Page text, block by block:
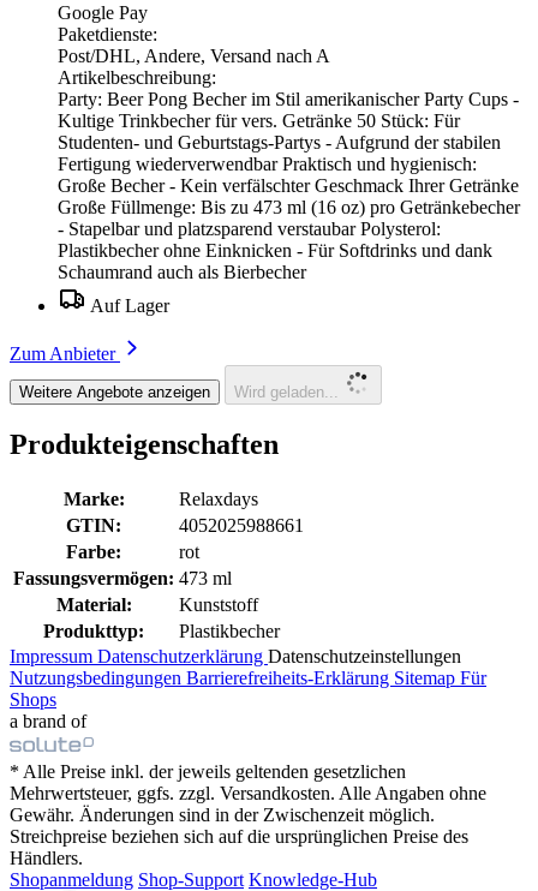
Google Pay
Paketdienste:
Post/DHL, Andere, Versand nach A
Artikelbeschreibung:
Party: Beer Pong Becher im Stil amerikanischer Party Cups -
Kultige Trinkbecher für vers. Getränke 50 Stück: Für
Studenten- und Geburtstags-Partys - Aufgrund der stabilen
Fertigung wiederverwendbar Praktisch und hygienisch:
Große Becher - Kein verfälschter Geschmack Ihrer Getränke
Große Füllmenge: Bis zu 473 ml (16 oz) pro Getränkebecher
- Stapelbar und platzsparend verstaubar Polysterol:
Plastikbecher ohne Einknicken - Für Softdrinks und dank
Schaumrand auch als Bierbecher
Auf Lager
Zum Anbieter
Weitere Angebote anzeigen Wird geladen...
Produkteigenschaften
Marke:
Relaxdays
GTIN:
4052025988661
Farbe:
rot
Fassungsvermögen: 473 ml
Material:
Kunststoff
Produkttyp:
Plastikbecher
Impressum Datenschutzerklärung Datenschutzeinstellungen
Nutzungsbedingungen Barrierefreiheits-Erklärung Sitemap Für
Shops
a brand of
* Alle Preise inkl. der jeweils geltenden gesetzlichen
Mehrwertsteuer, ggfs. zzgl. Versandkosten. Alle Angaben ohne
Gewähr. Änderungen sind in der Zwischenzeit möglich.
Streichpreise beziehen sich auf die ursprünglichen Preise des
Händlers.
Shopanmeldung Shop-Support Knowledge-Hub